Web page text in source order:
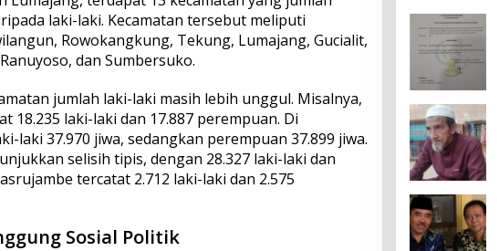
laki-laki. Kecamatan tersebut meliputi
Rowokangkung, Tekung, Lumajang, Gucialit,
dan Sumbersuko.
jumlah laki-laki masih lebih unggul. Misalnya,
18.235 laki-laki dan 17.887 perempuan. Di
laki 37.970 jiwa, sedangkan perempuan 37.899 jiwa.
selisih tipis, dengan 28.327 laki-laki dan
tercatat 2.712 laki-laki dan 2.575
Sosial Politik